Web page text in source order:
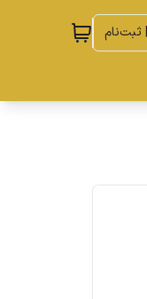
ثبت‌نام